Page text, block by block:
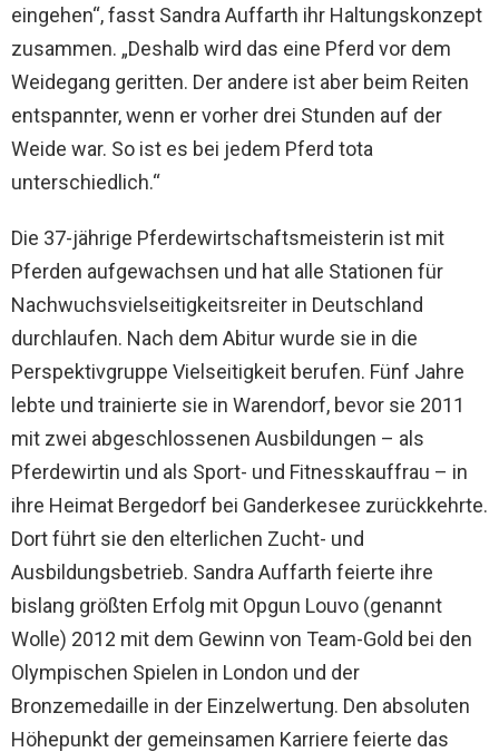
eingehen“, fasst Sandra Auffarth ihr Haltungskonzept
zusammen. „Deshalb wird das eine Pferd vor dem
Weidegang geritten. Der andere ist aber beim Reiten
entspannter, wenn er vorher drei Stunden auf der
Weide war. So ist es bei jedem Pferd tota
unterschiedlich.“
Die 37-jährige Pferdewirtschaftsmeisterin ist mit
Pferden aufgewachsen und hat alle Stationen für
Nachwuchsvielseitigkeitsreiter in Deutschland
durchlaufen. Nach dem Abitur wurde sie in die
Perspektivgruppe Vielseitigkeit berufen. Fünf Jahre
lebte und trainierte sie in Warendorf, bevor sie 2011
mit zwei abgeschlossenen Ausbildungen – als
Pferdewirtin und als Sport- und Fitnesskauffrau – in
ihre Heimat Bergedorf bei Ganderkesee zurückkehrte.
Dort führt sie den elterlichen Zucht- und
Ausbildungsbetrieb. Sandra Auffarth feierte ihre
bislang größten Erfolg mit Opgun Louvo (genannt
Wolle) 2012 mit dem Gewinn von Team-Gold bei den
Olympischen Spielen in London und der
Bronzemedaille in der Einzelwertung. Den absoluten
Höhepunkt der gemeinsamen Karriere feierte das